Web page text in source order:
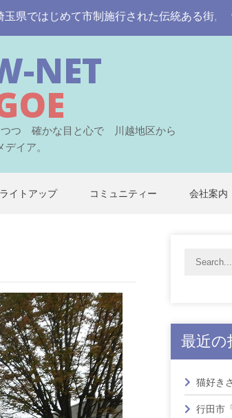
はじめて市制施行された伝統ある街。 この
NET
つつ 確かな目と心で 川越地区から
イア。
ライトアップ コミュニティー 会社案内
最近の
猫好き
行田市